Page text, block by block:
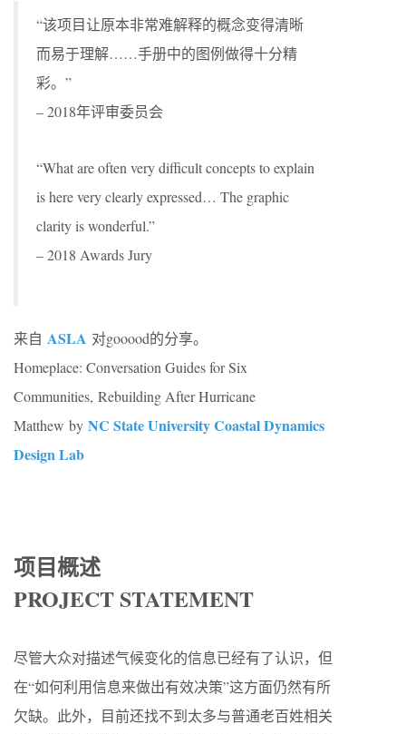
“该项目让原本非常难解释的概念变得清晰
而易于理解……手册中的图例做得十分精
彩。”
– 2018年评审委员会
“What are often very difficult concepts to explain
is here very clearly expressed… The graphic
clarity is wonderful.”
– 2018 Awards Jury
来自 ASLA 对gooood的分享。
Homeplace: Conversation Guides for Six
Communities, Rebuilding After Hurricane
Matthew by NC State University Coastal Dynamics
Design Lab
项目概述
PROJECT STATEMENT
尽管大众对描述气候变化的信息已经有了认识，但
在“如何利用信息来做出有效决策”这方面仍然有所
欠缺。此外，目前还找不到太多与普通老百姓相关